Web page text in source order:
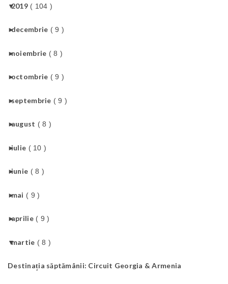
▼
2019 ( 104 )
►
decembrie ( 9 )
►
noiembrie ( 8 )
►
octombrie ( 9 )
►
septembrie ( 9 )
►
august ( 8 )
►
iulie ( 10 )
►
iunie ( 8 )
►
mai ( 9 )
►
aprilie ( 9 )
▼
martie ( 8 )
Destinația săptămânii: Circuit Georgia & Armenia